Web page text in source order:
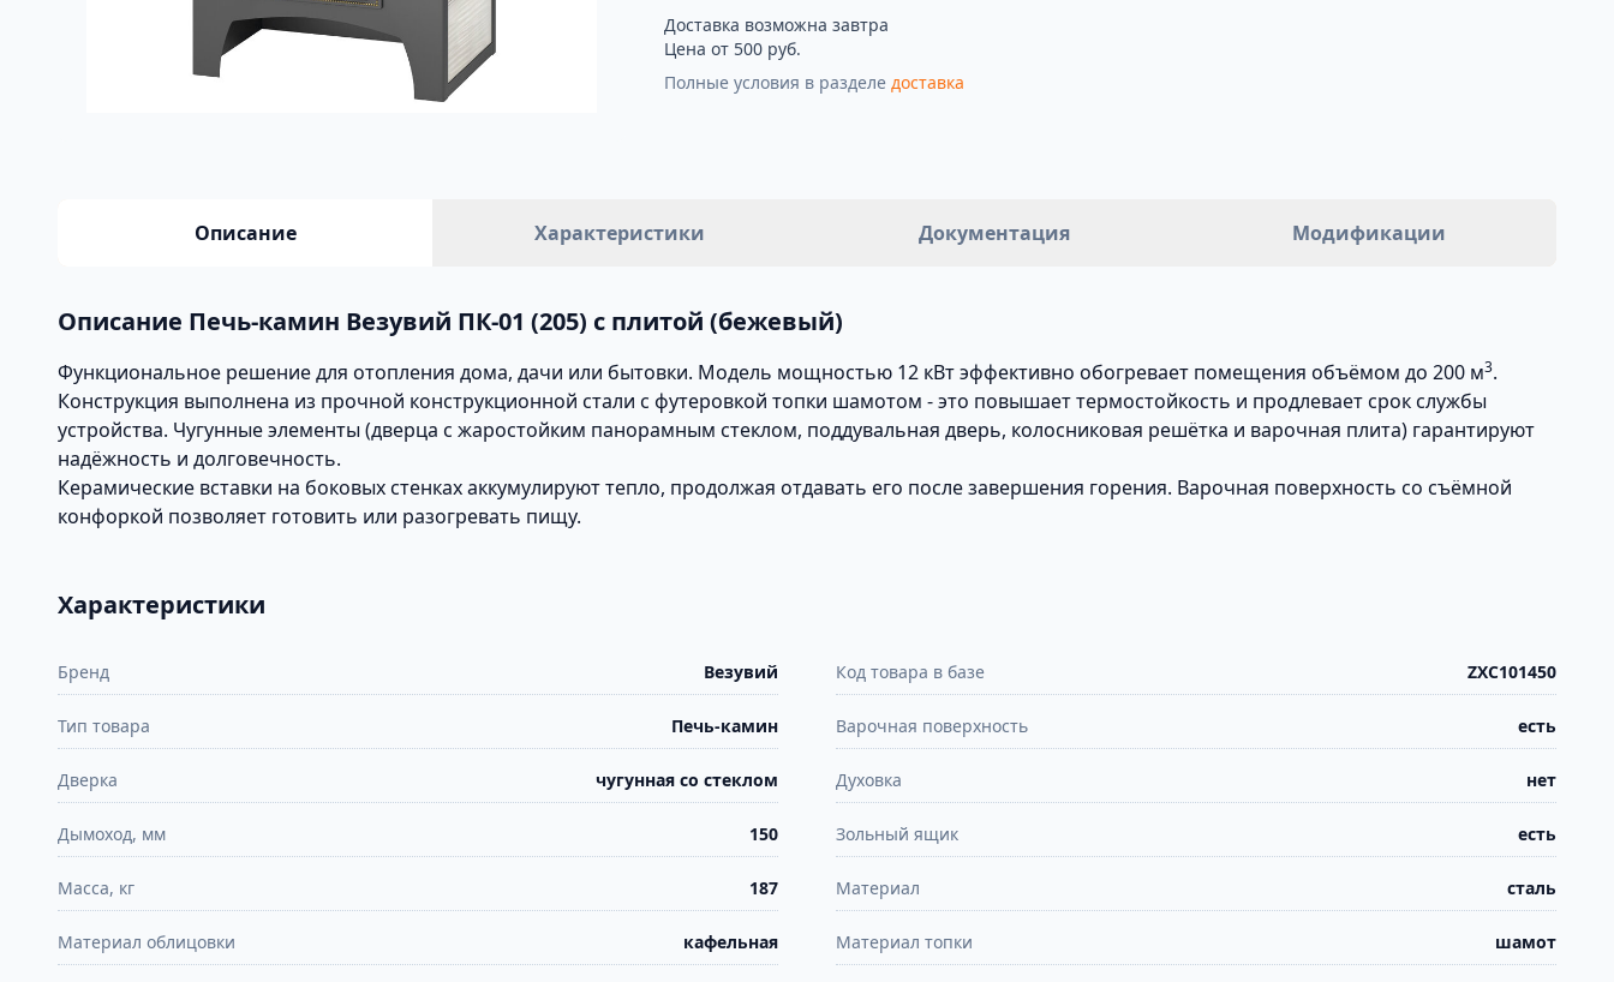
Доставка возможна завтра
Цена от 500 руб.
Полные условия в разделе доставка
Описание Характеристики Документация Модификации
Описание Печь-камин Везувий ПК-01 (205) с плитой (бежевый)
Функциональное решение для отопления дома, дачи или бытовки. Модель мощностью 12 кВт эффективно обогревает помещения объёмом до 200 м3.
Конструкция выполнена из прочной конструкционной стали с футеровкой топки шамотом - это повышает термостойкость и продлевает срок службы
устройства. Чугунные элементы (дверца с жаростойким панорамным стеклом, поддувальная дверь, колосниковая решётка и варочная плита) гарантируют
надёжность и долговечность.
Керамические вставки на боковых стенках аккумулируют тепло, продолжая отдавать его после завершения горения. Варочная поверхность со съёмной
конфоркой позволяет готовить или разогревать пищу.
Характеристики
Бренд Везувий Код товара в базе ZXC101450
Тип товара Печь-камин Варочная поверхность есть
Дверка чугунная со стеклом Духовка нет
Дымоход, мм 150 Зольный ящик есть
Масса, кг 187 Материал сталь
Материал облицовки кафельная Материал топки шамот